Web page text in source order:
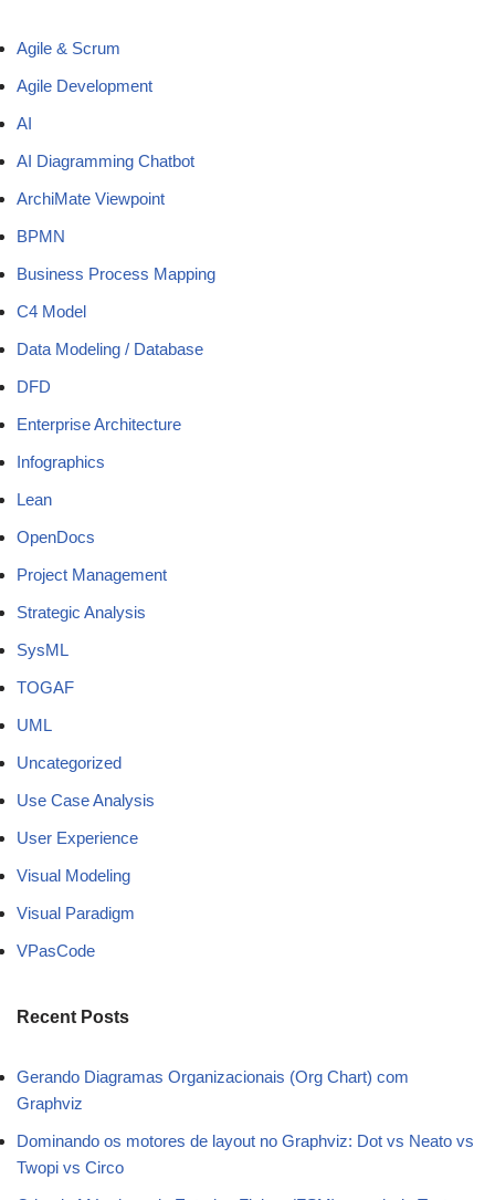
Agile & Scrum
Agile Development
AI
AI Diagramming Chatbot
ArchiMate Viewpoint
BPMN
Business Process Mapping
C4 Model
Data Modeling / Database
DFD
Enterprise Architecture
Infographics
Lean
OpenDocs
Project Management
Strategic Analysis
SysML
TOGAF
UML
Uncategorized
Use Case Analysis
User Experience
Visual Modeling
Visual Paradigm
VPasCode
Recent Posts
Gerando Diagramas Organizacionais (Org Chart) com
Graphviz
Dominando os motores de layout no Graphviz: Dot vs Neato vs
Twopi vs Circo